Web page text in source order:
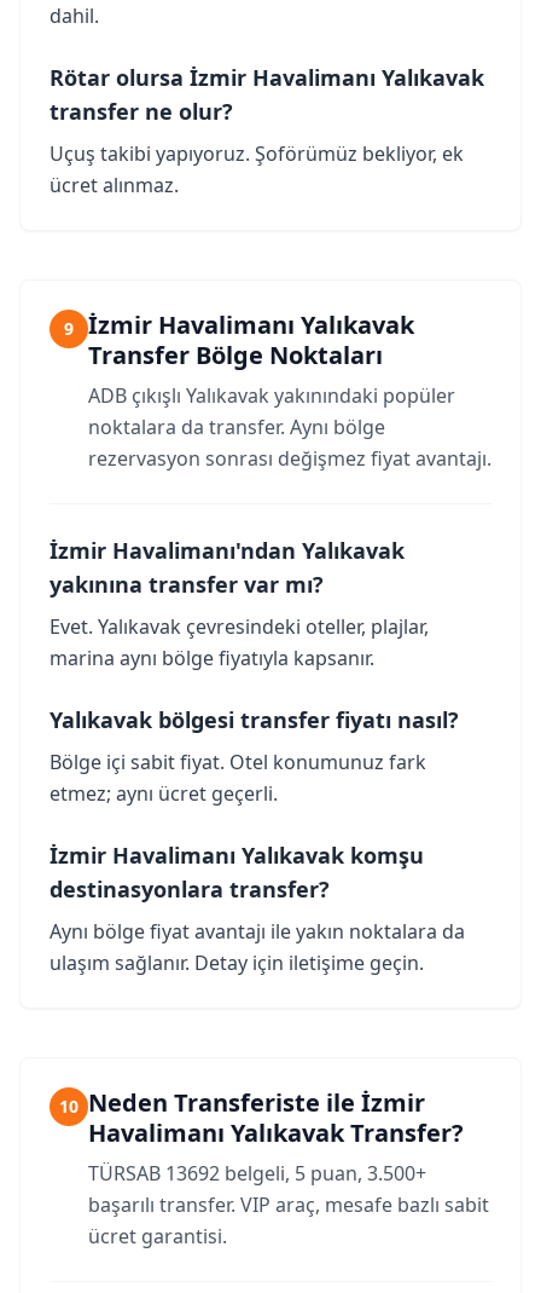
dahil.
Rötar olursa İzmir Havalimanı Yalıkavak
transfer ne olur?
Uçuş takibi yapıyoruz. Şoförümüz bekliyor, ek
ücret alınmaz.
9
İzmir Havalimanı Yalıkavak
Transfer Bölge Noktaları
ADB çıkışlı Yalıkavak yakınındaki popüler
noktalara da transfer. Aynı bölge
rezervasyon sonrası değişmez fiyat avantajı.
İzmir Havalimanı'ndan Yalıkavak
yakınına transfer var mı?
Evet. Yalıkavak çevresindeki oteller, plajlar,
marina aynı bölge fiyatıyla kapsanır.
Yalıkavak bölgesi transfer fiyatı nasıl?
Bölge içi sabit fiyat. Otel konumunuz fark
etmez; aynı ücret geçerli.
İzmir Havalimanı Yalıkavak komşu
destinasyonlara transfer?
Aynı bölge fiyat avantajı ile yakın noktalara da
ulaşım sağlanır. Detay için iletişime geçin.
10 Neden Transferiste ile İzmir
Havalimanı Yalıkavak Transfer?
TÜRSAB 13692 belgeli, 5 puan, 3.500+
başarılı transfer. VIP araç, mesafe bazlı sabit
ücret garantisi.